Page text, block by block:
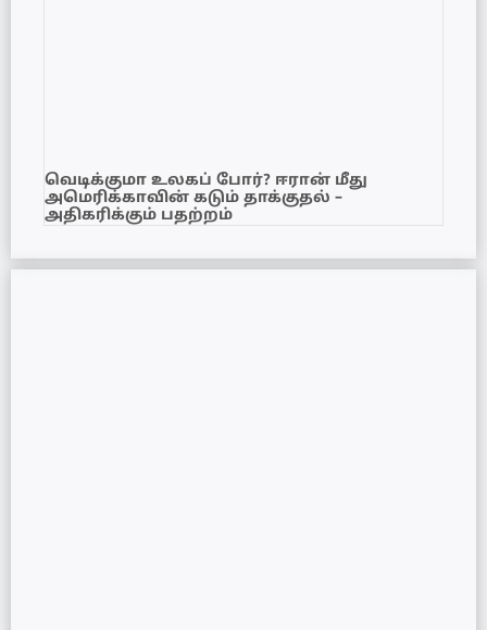
வெடிக்குமா உலகப் போர்? ஈரான் மீது
அமெரிக்காவின் கடும் தாக்குதல் –
அதிகரிக்கும் பதற்றம்